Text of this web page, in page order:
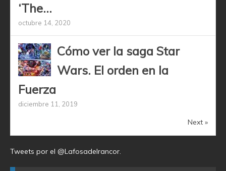
‘The...
octubre 14, 2020
Cómo ver la saga Star
Wars. El orden en la
Fuerza
diciembre 11, 2019
Next »
Tweets por el @Lafosadelrancor.